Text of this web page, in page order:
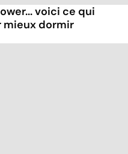
voici ce qui
dormir